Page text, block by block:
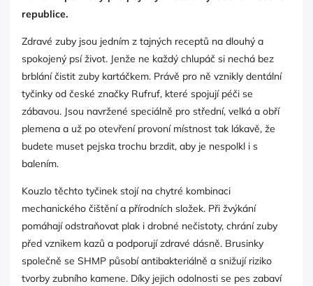
republice.
Zdravé zuby jsou jedním z tajných receptů na dlouhý a
spokojený psí život. Jenže ne každý chlupáč si nechá bez
brblání čistit zuby kartáčkem. Právě pro ně vznikly dentální
tyčinky od české značky Rufruf, které spojují péči se
zábavou. Jsou navržené speciálně pro střední, velká a obří
plemena a už po otevření provoní místnost tak lákavě, že
budete muset pejska trochu brzdit, aby je nespolkl i s
balením.
Kouzlo těchto tyčinek stojí na chytré kombinaci
mechanického čištění a přírodních složek. Při žvýkání
pomáhají odstraňovat plak i drobné nečistoty, chrání zuby
před vznikem kazů a podporují zdravé dásně. Brusinky
společně se SHMP působí antibakteriálně a snižují riziko
tvorby zubního kamene. Díky jejich odolnosti se pes zabaví